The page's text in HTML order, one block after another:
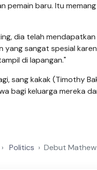
pemain baru. Itu
dia telah
yang sangat spesial
di lapangan."
sang kakak (Timothy
bagi keluarga mereka
Politics Debut Mathew